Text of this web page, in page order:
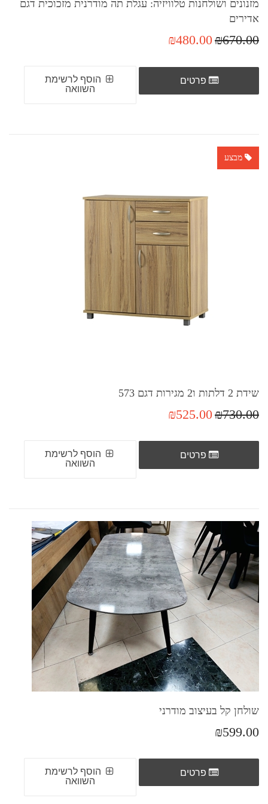
מזנונים ושולחנות טלוויזיה: עגלת תה מודרנית מזכוכית דגם
אדירים
₪670.00
₪480.00
פרטים
הוסף לרשימת
השוואה
מבצע
שידת 2 דלתות ו2 מגירות דגם 573
₪730.00
₪525.00
פרטים
הוסף לרשימת
השוואה
שולחן קל בעיצוב מודרני
₪599.00
פרטים
הוסף לרשימת
השוואה